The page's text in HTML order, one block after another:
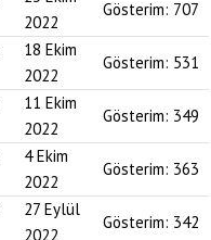
2022
Gösterim: 707
18 Ekim
2022
Gösterim: 531
11 Ekim
2022
Gösterim: 349
4 Ekim
2022
Gösterim: 363
27 Eylül
2022
Gösterim: 342